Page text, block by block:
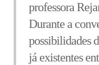
professora
Durante a
possibilidades
já existentes